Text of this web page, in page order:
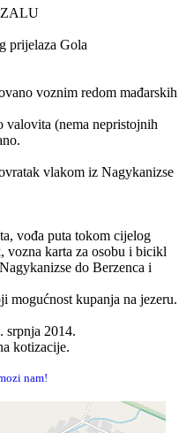
prijelaza Gola
voznim redom mađarskih
valovita (nema nepristojnih
vlakom iz Nagykanizse
vođa puta tokom cijelog
vozna karta za osobu i bicikl
do Berzenca i
mogućnost kupanja na jezeru.
srpnja 2014.
kotizacije.
nam!